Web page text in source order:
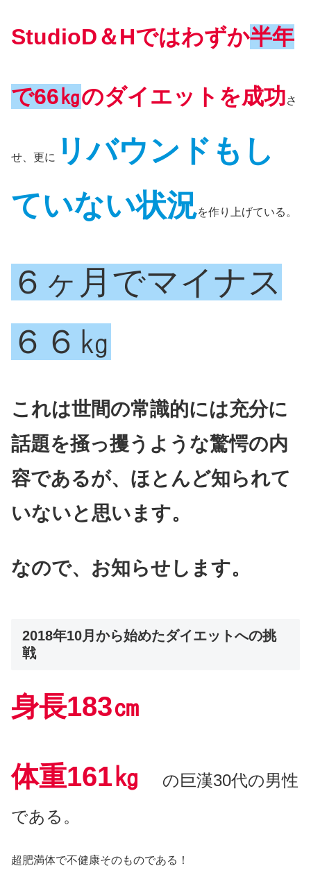
StudioD＆Hではわずか半年
で66㎏のダイエットを成功さ
せ、更に
リバウンドもし
ていない状況を作り上げている。
６ヶ月でマイナス
６６㎏
これは世間の常識的には充分に
話題を掻っ攫うような驚愕の内
容であるが、ほとんど知られて
いないと思います。
なので、お知らせします。
2018年10月から始めたダイエットへの挑
戦
身長183㎝
体重161㎏
の巨漢30代の男性
である。
超肥満体で不健康そのものである！